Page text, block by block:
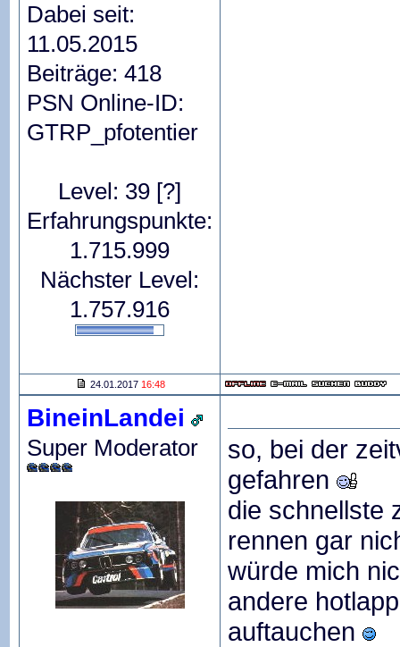
Dabei seit:
11.05.2015
Beiträge: 418
PSN Online-ID:
GTRP_pfotentier
Level: 39 [?]
Erfahrungspunkte:
1.715.999
Nächster Level:
1.757.916
24.01.2017 16:48
BineinLandei
Super Moderator
so, bei der
gefahren
die schnellste
rennen gar
würde mich
andere
auftauchen